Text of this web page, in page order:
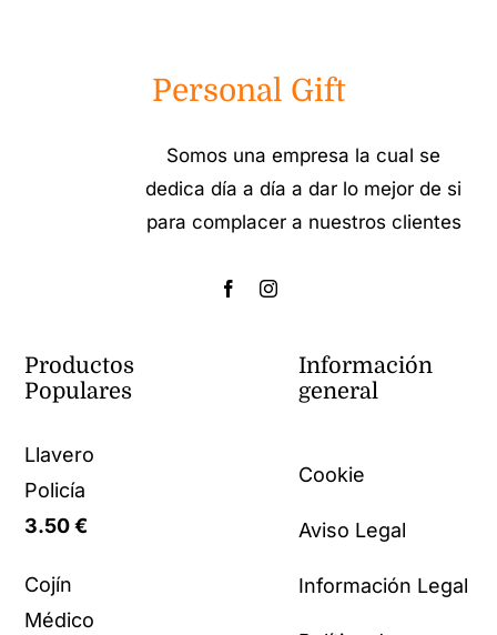
Personal Gift
Somos una empresa la cual se
dedica día a día a dar lo mejor de si
para complacer a nuestros clientes
Productos
Populares
Llavero
Policía
3.50€
Cojín
Médico
Información
general
Cookie
Aviso Legal
Información Legal